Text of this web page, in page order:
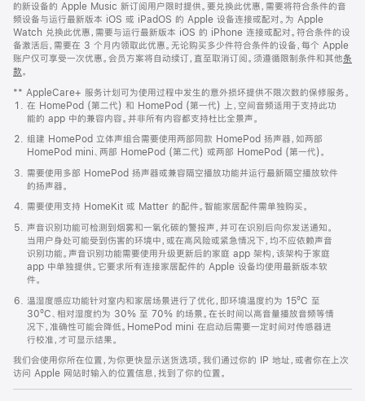
页
脚
的新设备的 Apple Music 新订阅用户限时提供。要兑换此优惠，需要将符合条件的音
频设备与运行最新版本 iOS 或 iPadOS 的 Apple 设备连接或配对。为 Apple
Watch 兑换此优惠，需要与运行最新版本 iOS 的 iPhone 连接或配对。符合条件的设
备激活后，需要在 3 个月内领取此优惠。无论购买多少件符合条件的设备，每个 Apple
账户仅可享受一次优惠。会员方案将自动续订，直至取消订阅。须遵循限制条件和其他条
款。
窗
口
中
打
开)
** AppleCare+ 服务计划可为使用过程中发生的意外损坏提供不限次数的保修服务。
在 HomePod (第二代) 和 HomePod (第一代) 上，空间音频适用于支持此功
能的 app 中的兼容内容。并非所有内容都支持杜比全景声。
组建 HomePod 立体声组合需要使用两部同款 HomePod 扬声器，如两部
HomePod mini、两部 HomePod (第二代) 或两部 HomePod (第一代)。
需要使用多部 HomePod 扬声器或兼容隔空播放功能并运行最新隔空播放软件
的扬声器。
需要使用支持 HomeKit 或 Matter 的配件。智能家居配件需单独购买。
声音识别功能可检测到烟雾和一氧化碳的警报声，并可在识别后向你发送通知。
当用户身处可能受到伤害的环境中，或在高风险或紧急情况下，均不应依赖声音
识别功能。声音识别功能需要使用升级更新后的家庭 app 架构，该架构于家庭
app 中单独提供。它要求所有连接家居配件的 Apple 设备均使用最新版本软
件。
温湿度感应功能针对室内和家居场景进行了优化，即环境温度约为 15ºC 至
30ºC、相对湿度约为 30% 至 70% 的场景。在长时间以高音量播放音频等情
况下，准确性可能会降低。HomePod mini 在启动后需要一定时间对传感器进
行校准，才可显示结果。
我们会使用你所在位置，为你更快显示送货选项。我们通过你的 IP 地址，或者你在上次
访问 Apple 网站时输入的位置信息，找到了你的位置。